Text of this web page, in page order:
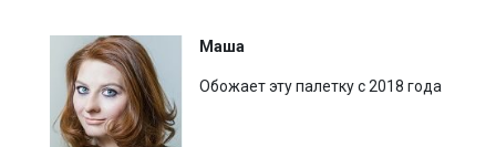
Маша
Обожает эту палетку с 2018 года